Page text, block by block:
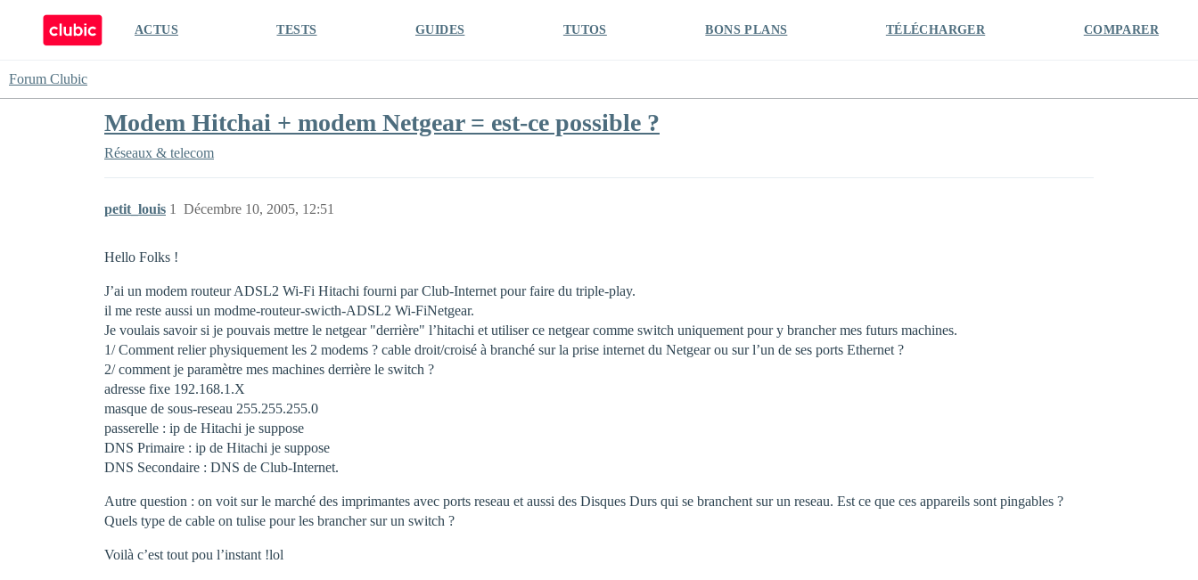
ACTUS TESTS GUIDES TUTOS BONS PLANS TÉLÉCHARGER COMPARER
Forum Clubic
Modem Hitchai + modem Netgear = est-ce possible ?
Réseaux & telecom
petit_louis Décembre 10, 2005, 12:51
1
Hello Folks !
J’ai un modem routeur ADSL2 Wi-Fi Hitachi fourni par Club-Internet pour faire du triple-play.
il me reste aussi un modme-routeur-swicth-ADSL2 Wi-FiNetgear.
Je voulais savoir si je pouvais mettre le netgear "derrière" l’hitachi et utiliser ce netgear comme switch uniquement pour y brancher mes futurs machines.
1/ Comment relier physiquement les 2 modems ? cable droit/croisé à branché sur la prise internet du Netgear ou sur l’un de ses ports Ethernet ?
2/ comment je paramètre mes machines derrière le switch ?
adresse fixe 192.168.1.X
masque de sous-reseau 255.255.255.0
passerelle : ip de Hitachi je suppose
DNS Primaire : ip de Hitachi je suppose
DNS Secondaire : DNS de Club-Internet.
Autre question : on voit sur le marché des imprimantes avec ports reseau et aussi des Disques Durs qui se branchent sur un reseau. Est ce que ces appareils sont pingables ?
Quels type de cable on tulise pour les brancher sur un switch ?
Voilà c’est tout pou l’instant !lol